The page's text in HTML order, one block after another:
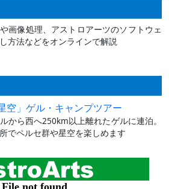
画像処理、アストロアーツのソフトウェ
方法などをオンラインで解説
空」ゲル・キャンプツアー
から西へ250km以上離れたゲルに連泊。
でペルセ群や星空を楽しめます